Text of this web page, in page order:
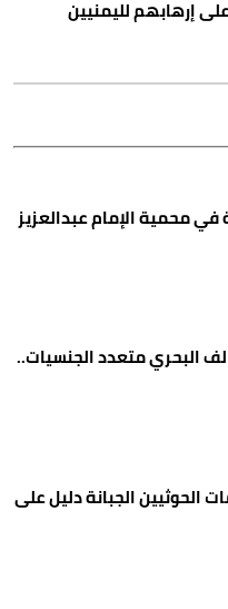
إرهابهم لليمنيين
محمية الإمام عبدالعزيز
البحري متعدد الجنسيات..
الحوثيين الجبانة دليل على